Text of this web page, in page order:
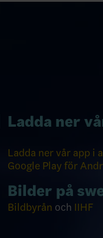
Ladda ner
Ladda ner vår app i
Google Play för
Bilder på
Bildbyrån och IIHF